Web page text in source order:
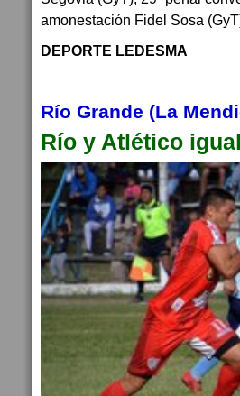
amonestación Fidel Sosa
DEPORTE LEDESMA
Río Grande (La
Río y Atlético